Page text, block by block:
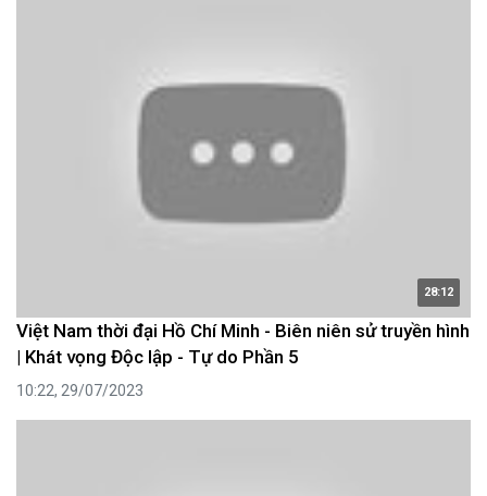
28:12
Việt Nam thời đại Hồ Chí Minh - Biên niên sử truyền hình
| Khát vọng Độc lập - Tự do Phần 5
10:22, 29/07/2023